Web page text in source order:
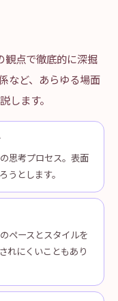
観点で徹底的に深掘
など、あらゆる場面
します。
思考プロセス。表面
うとします。
ペースとスタイルを
れにくいこともあり